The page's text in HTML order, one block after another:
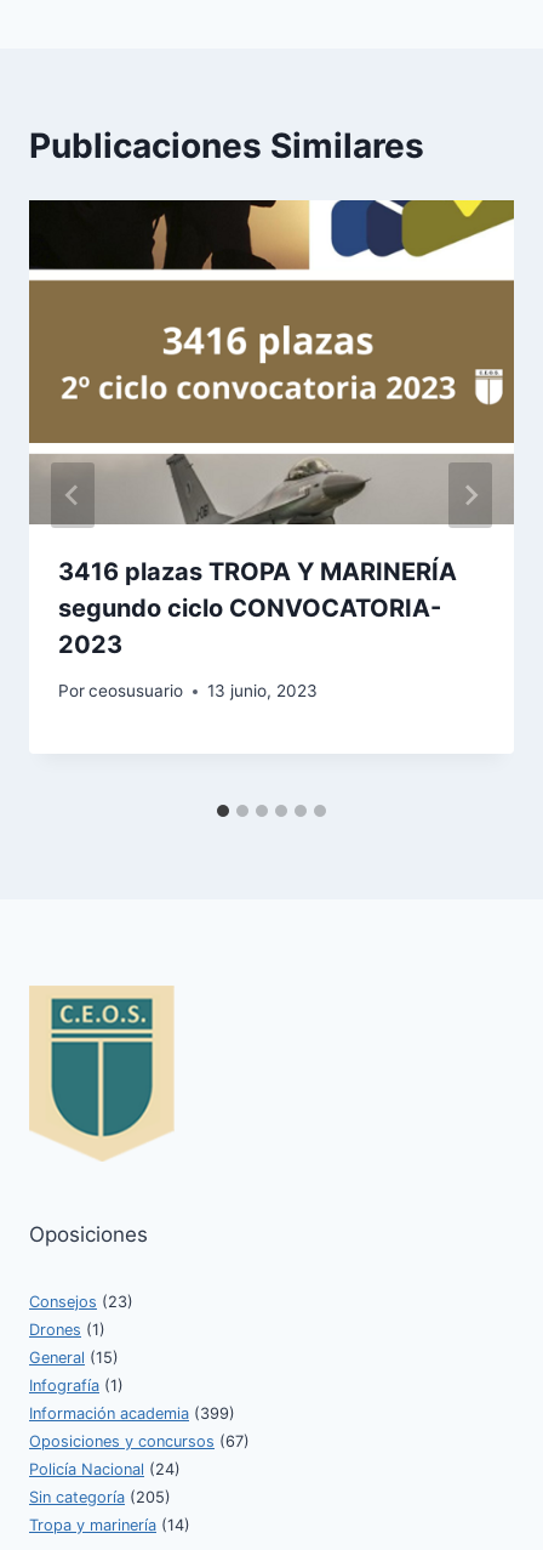
Publicaciones Similares
3416 plazas TROPA Y MARINERÍA
segundo ciclo CONVOCATORIA-
2023
Porceosusuario 13 junio, 2023
Oposiciones
Consejos (23)
Drones (1)
General (15)
Infografía (1)
Información academia (399)
Oposiciones y concursos (67)
Policía Nacional (24)
Sin categoría (205)
Tropa y marinería (14)